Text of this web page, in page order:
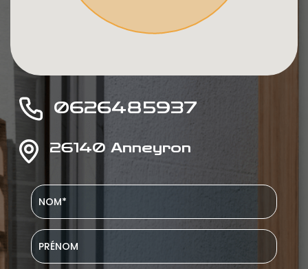
0626485937
26140 Anneyron